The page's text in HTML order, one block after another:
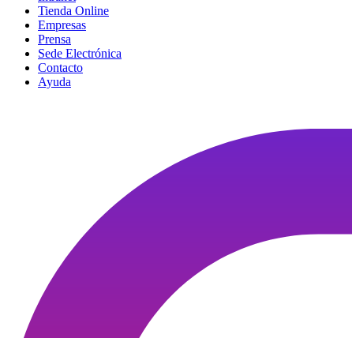
Tienda Online
Empresas
Prensa
Sede Electrónica
Contacto
Ayuda